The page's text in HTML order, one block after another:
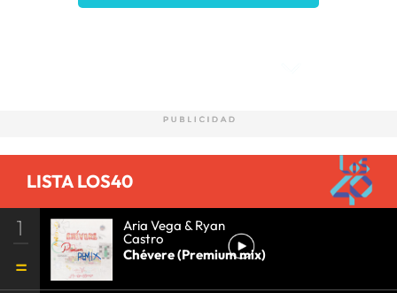
LISTA LOS40
1 Aria Vega & Ryan
Castro
Chévere (Premium mix)